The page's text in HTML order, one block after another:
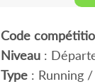
Code
Niveau:
Type: Running /